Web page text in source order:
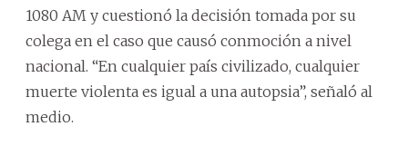
1080 AM y cuestionó la decisión tomada por su
colega en el caso que causó conmoción a nivel
nacional. “En cualquier país civilizado, cualquier
muerte violenta es igual a una autopsia”, señaló al
medio.